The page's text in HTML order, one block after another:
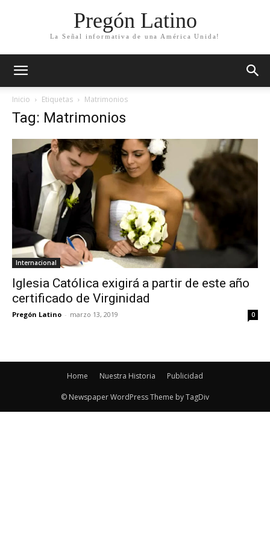
Pregón Latino
La Señal informativa de una América Unida!
Inicio Etiquetas Matrimonios
Tag: Matrimonios
Internacional
Iglesia Católica exigirá a partir de este año
certificado de Virginidad
Pregón Latino - marzo 13, 2019 0
Home Nuestra Historia Publicidad
© Newspaper WordPress Theme by TagDiv